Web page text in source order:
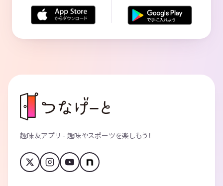
趣味友アプリ - 趣味やスポーツを楽しもう！